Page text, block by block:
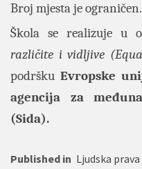
Broj mjesta je ograničen.
Škola se realizuje u
različite i vidljive
podršku Evropske
agencija za
(Sida).
Published in Ljudska prava